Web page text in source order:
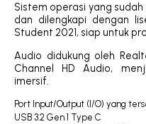
Sistem operasi yang sudah
dan dilengkapi dengan
Student 2021, siap untuk
Audio didukung oleh
Channel HD Audio,
imersif.
Port Input/Output (I/O) yang
USB 3.2 Gen 1 Type C